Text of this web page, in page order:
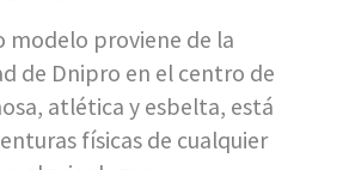
modelo proviene de la
de Dnipro en el centro de
atlética y esbelta, está
físicas de cualquier